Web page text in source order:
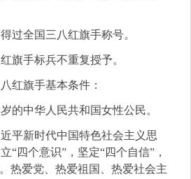
过全国三八红旗手称号。
旗手标兵不重复授予。
红旗手基本条件：
岁的中华人民共和国女性公民。
近平新时代中国特色社会主义思
“四个意识”，坚定“四个自信”，
热爱党、热爱祖国、热爱社会主